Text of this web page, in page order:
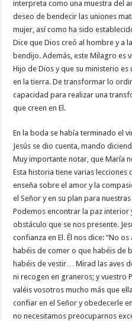
interpreta como una muestra del
deseo de bendecir las uniones
mujer, así como ha sido
Dice que Dios creó al hombre y a
bendijo. Además, este Milagro es
Hijo de Dios y que su ministerio
en la tierra. De transformar lo
capacidad para realizar una
que creen en El.
En la boda se había terminado el
Jesús se dio cuenta, mando
Muy importante notar, que María
Esta historia tiene varias
enseña sobre el amor y la
el Señor y en su plan para
Podemos encontrar la paz
obstáculo que se nos presente.
confianza en El. Él nos dice: “No
habéis de comer o que habéis de
habéis de vestir… Mirad las aves
ni recogen en graneros; y vuestro
valéis vosotros mucho más que
confiar en el Señor y obedecerle
no necesitamos preocuparnos